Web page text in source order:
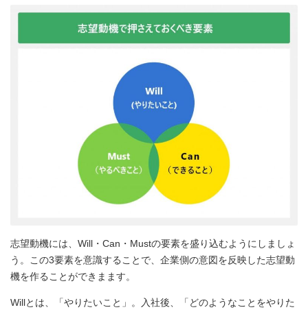
志望動機には、Will・Can・Mustの要素を盛り込むようにしましょ
う。この3要素を意識することで、企業側の意図を反映した志望動
機を作ることができまます。
Willとは、「やりたいこと」。入社後、「どのようなことをやりた